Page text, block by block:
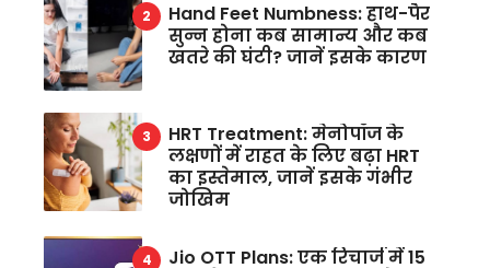
Hand Feet Numbness: हाथ-पैर
सुन्न होना कब सामान्य और कब
खतरे की घंटी? जानें इसके कारण
HRT Treatment: मेनोपॉज के
लक्षणों में राहत के लिए बढ़ा HRT
का इस्तेमाल, जानें इसके गंभीर
जोखिम
Jio OTT Plans: एक रिचार्ज में 15